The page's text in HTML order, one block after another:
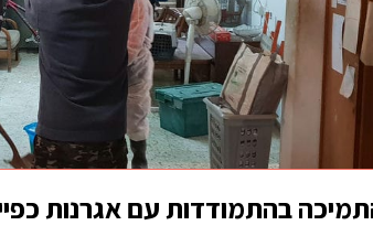
בהתמודדות עם אגרנות